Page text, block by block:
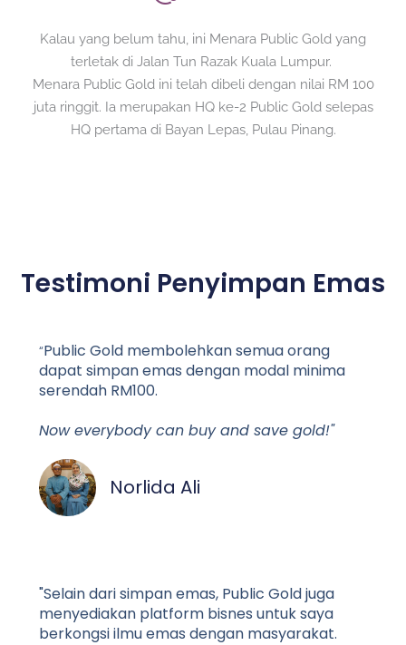
Kalau yang belum tahu, ini Menara Public Gold yang
terletak di Jalan Tun Razak Kuala Lumpur.
Menara Public Gold ini telah dibeli dengan nilai RM 100
juta ringgit. Ia merupakan HQ ke-2 Public Gold selepas
HQ pertama di Bayan Lepas, Pulau Pinang.
Testimoni Penyimpan Emas
“Public Gold membolehkan semua orang
dapat simpan emas dengan modal minima
serendah RM100.
Now everybody can buy and save gold!"
Norlida Ali
"Selain dari simpan emas, Public Gold juga
menyediakan platform bisnes untuk saya
berkongsi ilmu emas dengan masyarakat.